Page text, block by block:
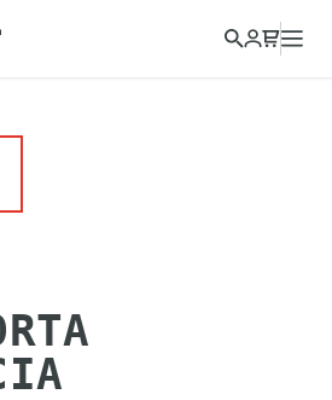
visualizzare i contenuti della tua zona